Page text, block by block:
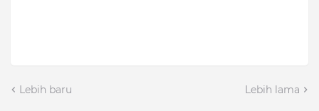
Lebih baru Lebih lama